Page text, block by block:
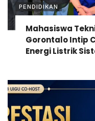
PENDIDIKAN
Mahasiswa
Gorontalo Intip
Energi Listrik